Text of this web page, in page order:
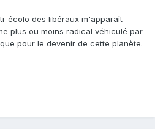
écolo des libéraux m'apparaît
plus ou moins radical véhiculé par
pour le devenir de cette planète.